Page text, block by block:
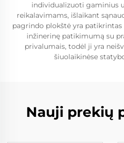
individualizuoti gaminius
reikalavimams, išlaikant
pagrindo plokštė yra
inžinerinę patikimumą su
privalumais, todėl ji yra
šiuolaikinėse
Nauji prekių